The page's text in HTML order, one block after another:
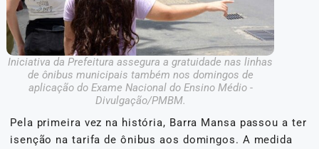
Iniciativa da Prefeitura assegura a gratuidade nas linhas
de ônibus municipais também nos domingos de
aplicação do Exame Nacional do Ensino Médio -
Divulgação/PMBM.
Pela primeira vez na história, Barra Mansa passou a ter
isenção na tarifa de ônibus aos domingos. A medida